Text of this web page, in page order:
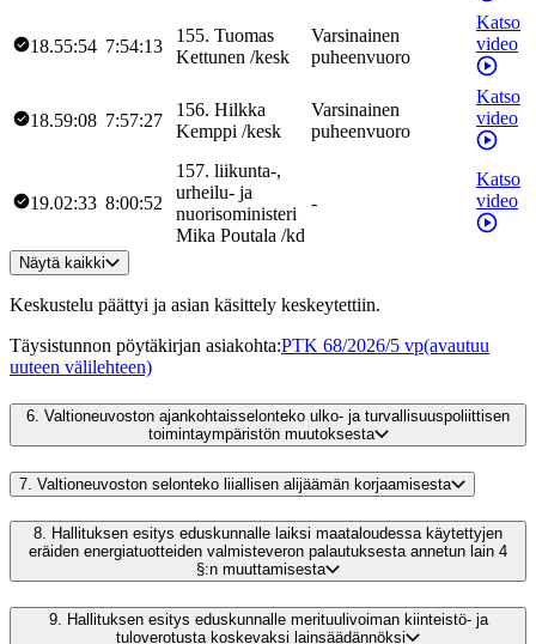
18.55:54 7:54:13
155. Tuomas
Kettunen /kesk
Varsinainen
puheenvuoro
Katso
video
18.59:08 7:57:27
156. Hilkka
Kemppi /kesk
Varsinainen
puheenvuoro
Katso
video
19.02:33 8:00:52
157. liikunta-,
urheilu- ja
nuorisoministeri
Mika Poutala /kd
-
Katso
video
Näytä kaikki
Keskustelu päättyi ja asian käsittely keskeytettiin.
Täysistunnon pöytäkirjan asiakohta:PTK 68/2026/5 vp(avautuu
uuteen välilehteen)
6. Valtioneuvoston ajankohtaisselonteko ulko- ja turvallisuuspoliittisen
toimintaympäristön muutoksesta
7. Valtioneuvoston selonteko liiallisen alijäämän korjaamisesta
8. Hallituksen esitys eduskunnalle laiksi maataloudessa käytettyjen
eräiden energiatuotteiden valmisteveron palautuksesta annetun lain 4
§:n muuttamisesta
9. Hallituksen esitys eduskunnalle merituulivoiman kiinteistö- ja
tuloverotusta koskevaksi lainsäädännöksi